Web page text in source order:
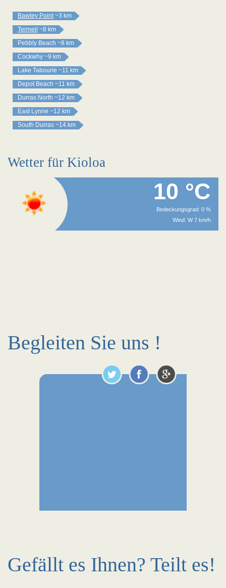
Bawley Point ~3 km
Termeil ~8 km
Pebbly Beach ~8 km
Cockwhy ~9 km
Lake Tabourie ~11 km
Depot Beach ~11 km
Durras North ~12 km
East Lynne ~12 km
South Durras ~14 km
Wetter für Kioloa
10 °C
Bedeckungsgrad: 0 %
Wind: W 7 km/h
Begleiten Sie uns !
Gefällt es Ihnen? Teilt es!